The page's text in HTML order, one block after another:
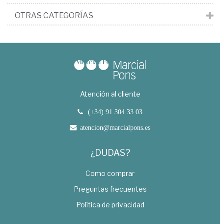
OTRAS CATEGORÍAS
Atención al cliente
(+34) 91 304 33 03
atencion@marcialpons.es
¿DUDAS?
Como comprar
Preguntas frecuentes
Política de privacidad